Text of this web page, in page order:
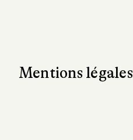
Mentions légales